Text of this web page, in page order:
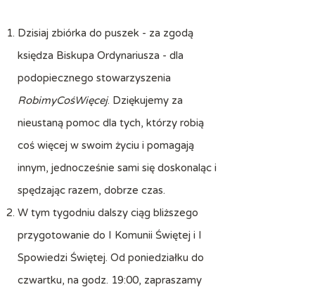
Dzisiaj zbiórka do puszek - za zgodą
księdza Biskupa Ordynariusza - dla
podopiecznego stowarzyszenia
RobimyCośWięcej. Dziękujemy za
nieustaną pomoc dla tych, którzy robią
coś więcej w swoim życiu i pomagają
innym, jednocześnie sami się doskonaląc i
spędzając razem, dobrze czas.
W tym tygodniu dalszy ciąg bliższego
przygotowanie do I Komunii Świętej i I
Spowiedzi Świętej. Od poniedziałku do
czwartku, na godz. 19:00, zapraszamy